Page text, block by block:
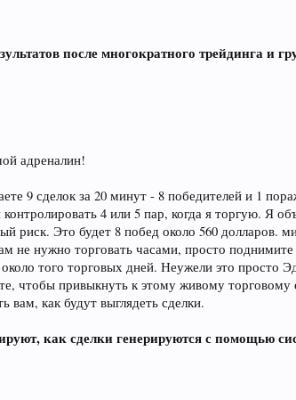
после многократного трейдинга и
адреналин!
9 сделок за 20 минут - 8 победителей и 1
4 или 5 пар, когда я торгую. Я
риск. Это будет 8 побед около 560
не нужно торговать часами, просто
того торговых дней. Неужели это просто
чтобы привыкнуть к этому живому
вам, как будут выглядеть сделки.
как сделки генерируются с помощью